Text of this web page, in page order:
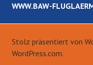
WWW.BAW-
Stolz präsentiert von
WordPress.com.